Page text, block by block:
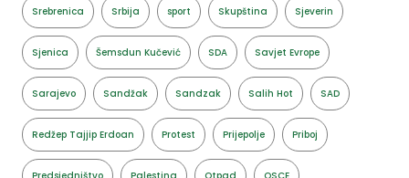
Srebrenica Srbija sport Skupština Sjeverin
Sjenica Šemsdun Kučević SDA Savjet Evrope
Sarajevo Sandžak Sandzak Salih Hot SAD
Redžep Tajjip Erdoan Protest Prijepolje Priboj